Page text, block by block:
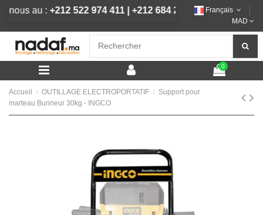
nous au :+212 522 974 411 |+212 684 292 444Français
MAD
0
Accueil OUTILLAGE ELECTROPORTATIF
Support pour
marteau Burineur 30kg - INGCO